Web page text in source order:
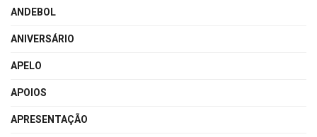
ANDEBOL
ANIVERSÁRIO
APELO
APOIOS
APRESENTAÇÃO